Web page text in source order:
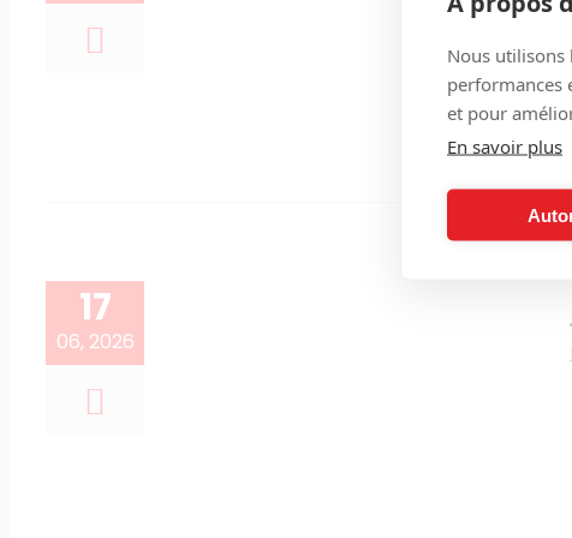
17
06, 2026
Nous utilisons
performances
et pour
En savoir plus